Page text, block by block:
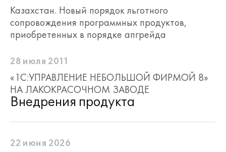
Казахстан. Новый порядок льготного
сопровождения программных продуктов,
приобретенных в порядке апгрейда
28 июля 2011
«1С:УПРАВЛЕНИЕ НЕБОЛЬШОЙ ФИРМОЙ 8»
НА ЛАКОКРАСОЧНОМ ЗАВОДЕ
Внедрения продукта
22 июня 2026